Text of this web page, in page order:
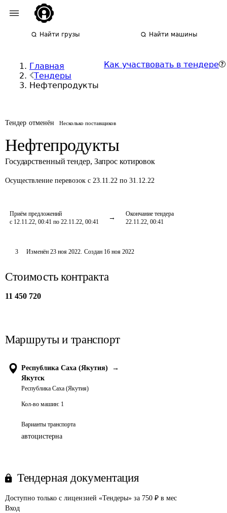
Найти грузы Найти машины
Главная
Тендеры
Нефтепродукты
Как участвовать в тендере
Тендер отменён Несколько поставщиков
Нефтепродукты
Государственный тендер, Запрос котировок
Осуществление перевозок с 23.11.22 по 31.12.22
Приём предложений
с 12.11.22, 00:41 по 22.11.22, 00:41
Окончание тендера
22.11.22, 00:41
3 Изменён 23 ноя 2022. Создан 16 ноя 2022
Стоимость контракта
11 450 720
Маршруты и транспорт
Республика Саха (Якутия)
→
Якутск
Республика Саха (Якутия)
Кол-во машин: 1
Варианты транспорта
автоцистерна
Тендерная документация
Доступно только с лицензией «Тендеры» за 750 ₽ в мес
Вход